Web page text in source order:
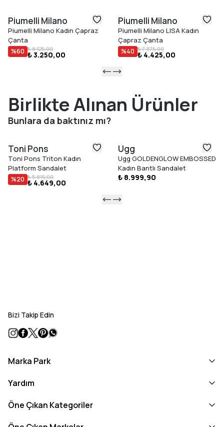
Piumelli Milano
Piumelli Milano Kadın Çapraz
Çanta
%60 ₺ 8.125,00
₺ 3.250,00
Piumelli Milano
Piumelli Milano LISA Kadın
Çapraz Çanta
%40 ₺ 7.375,00
₺ 4.425,00
Birlikte Alınan Ürünler
Bunlara da baktınız mı?
Toni Pons
Toni Pons Triton Kadın
Platform Sandalet
%20 ₺ 5.815,00
₺ 4.649,00
Ugg
Ugg GOLDENGLOW EMBOSSED
Kadın Bantlı Sandalet
₺ 8.999,90
Bizi Takip Edin
Marka Park
Yardım
Öne Çıkan Kategoriler